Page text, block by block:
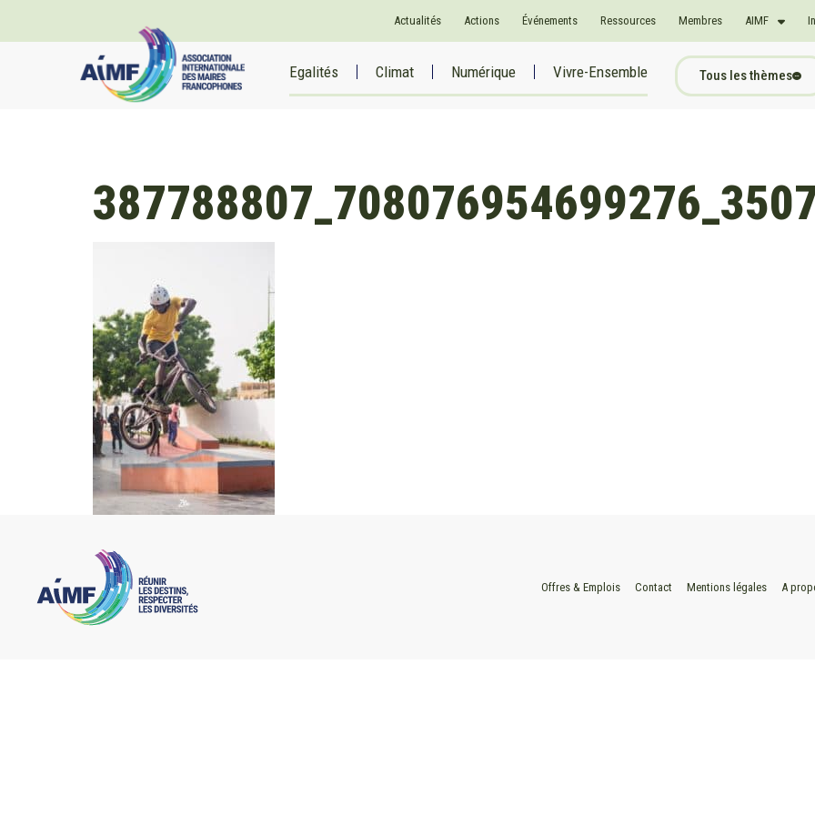
Actualités Actions Événements Ressources Membres AIMF
Egalités Climat Numérique Vivre-Ensemble Tous les thèmes
Offres & Emplois Contact Mentions légales A